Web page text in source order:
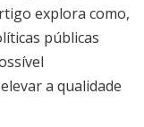
explora como,
públicas
a qualidade